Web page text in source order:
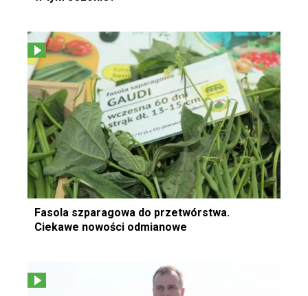
Fasola szparagowa do przetwórstwa.
Ciekawe nowości odmianowe